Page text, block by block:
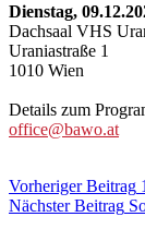
Dienstag,
Dachsaal VHS
Uraniastraße 1
1010 Wien
Details zum
office@bawo.at
Kategorie:
Blog
Vorheriger Beitrag
Nächster Beitrag